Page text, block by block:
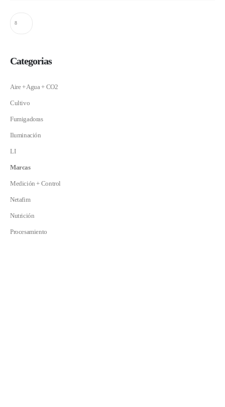
Categorias
Aire + Agua + CO2
Cultivo
Fumigadoras
Iluminación
LI
Marcas
Medición + Control
Netafim
Nutrición
Procesamiento